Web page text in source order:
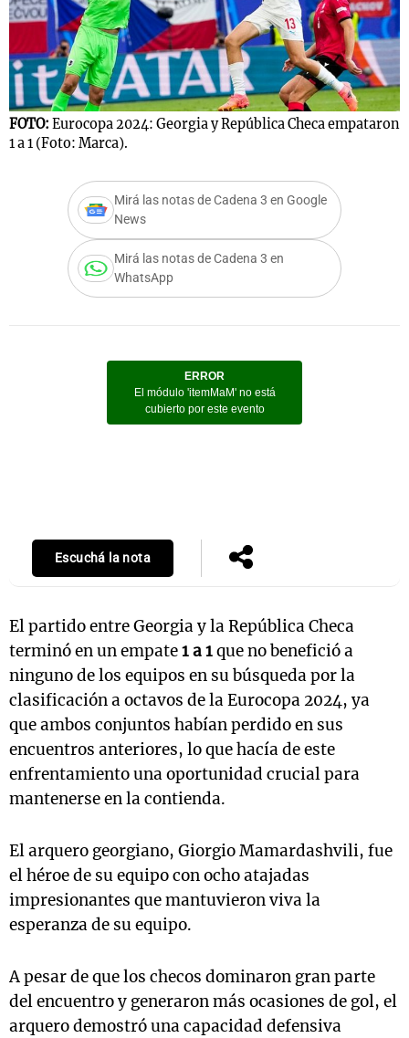
FOTO: Eurocopa 2024: Georgia y República Checa empataron
1 a 1 (Foto: Marca).
Mirá las notas de Cadena 3 en Google
News
Mirá las notas de Cadena 3 en
WhatsApp
Escuchá la nota
El partido entre Georgia y la República Checa
terminó en un empate1 a 1que no benefició a
ninguno de los equipos en su búsqueda por la
clasificación a octavos de la Eurocopa 2024, ya
que ambos conjuntos habían perdido en sus
encuentros anteriores, lo que hacía de este
enfrentamiento una oportunidad crucial para
mantenerse en la contienda.
El arquero georgiano, Giorgio Mamardashvili, fue
el héroe de su equipo con ocho atajadas
impresionantes que mantuvieron viva la
esperanza de su equipo.
A pesar de que los checos dominaron gran parte
del encuentro y generaron más ocasiones de gol, el
arquero demostró una capacidad defensiva
Notas
Mundial 2026
Notas
La Sole en
Cadena 3